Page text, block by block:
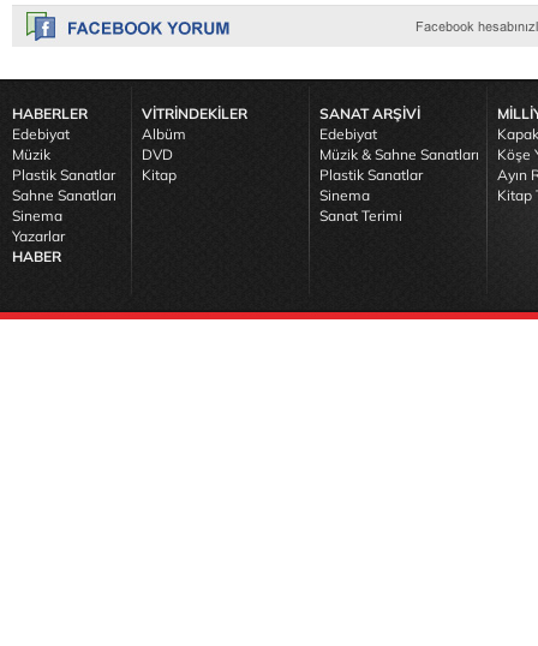
HABERLER
Edebiyat
Müzik
Plastik Sanatlar
Sahne Sanatları
Sinema
Yazarlar
HABER
VİTRİNDEKİLER
Albüm
DVD
Kitap
SANAT ARŞİVİ
Edebiyat
Müzik & Sahne Sanatları
Plastik Sanatlar
Sinema
Sanat Terimi
Köşe
Ayın
Kitap